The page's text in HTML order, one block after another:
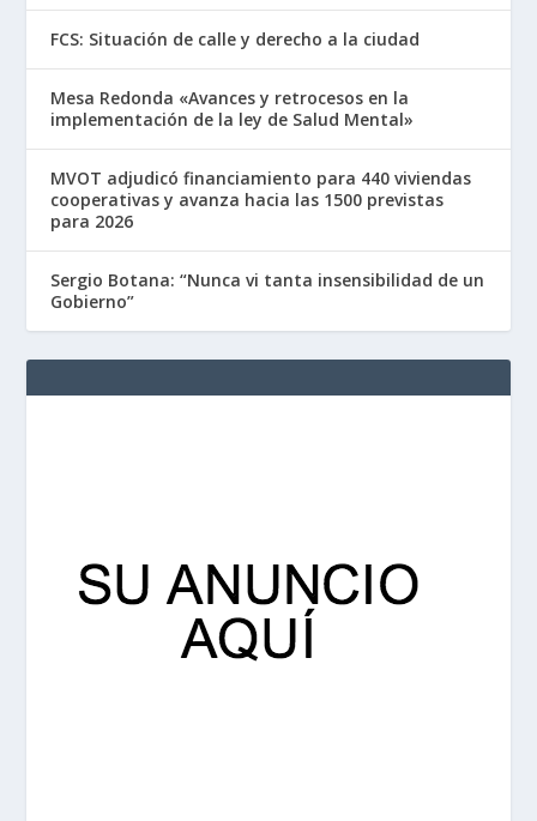
FCS: Situación de calle y derecho a la ciudad
Mesa Redonda «Avances y retrocesos en la
implementación de la ley de Salud Mental»
MVOT adjudicó financiamiento para 440 viviendas
cooperativas y avanza hacia las 1500 previstas
para 2026
Sergio Botana: “Nunca vi tanta insensibilidad de un
Gobierno”